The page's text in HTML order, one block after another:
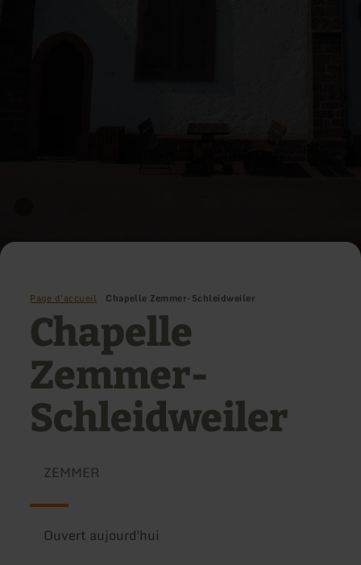
Page d'accueil Chapelle Zemmer-Schleidweiler
Chapelle
Zemmer-
Schleidweiler
ZEMMER
Ouvert aujourd'hui